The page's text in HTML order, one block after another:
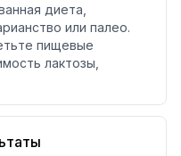
диета,
или палео.
пищевые
лактозы,